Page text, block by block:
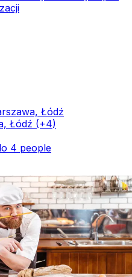
Łódź
Łódź (+4)
4 people